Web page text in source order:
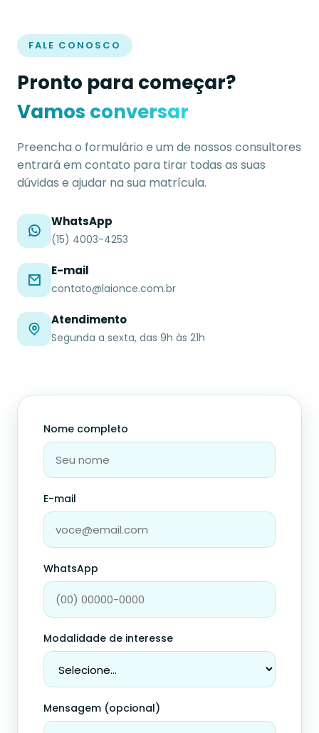
FALE CONOSCO
Pronto para começar?
Vamos conversar
Preencha o formulário e um de nossos consultores
entrará em contato para tirar todas as suas
dúvidas e ajudar na sua matrícula.
WhatsApp
(15) 4003-4253
E-mail
contato@laionce.com.br
Atendimento
Segunda a sexta, das 9h às 21h
Nome completo
E-mail
WhatsApp
Modalidade de interesse
Mensagem (opcional)